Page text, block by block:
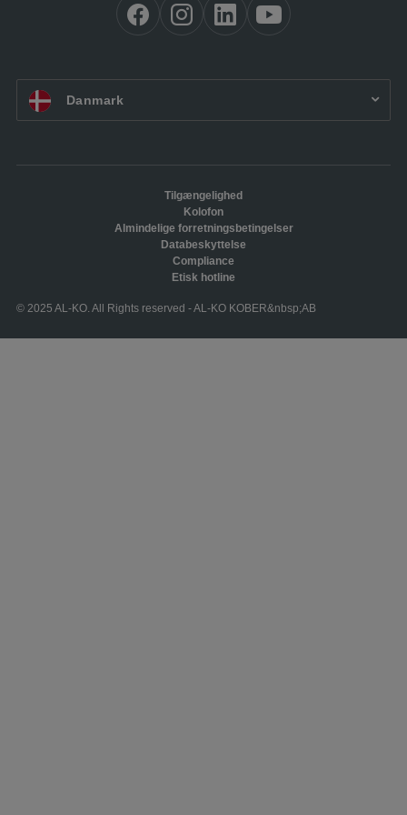
LevelC – det hydrauliske støttesystem
til campingvogne
AL-KO BIG-FOOT
AL-KO PROSAFE Hjullås
DK: Danmark
© 2025 AL-KO. All Rights reserved - AL-KO KOBER&nbsp;AB
Tilgængelighed
Kolofon
Almindelige forretningsbetingelser
Databeskyttelse
Compliance
Etisk hotline